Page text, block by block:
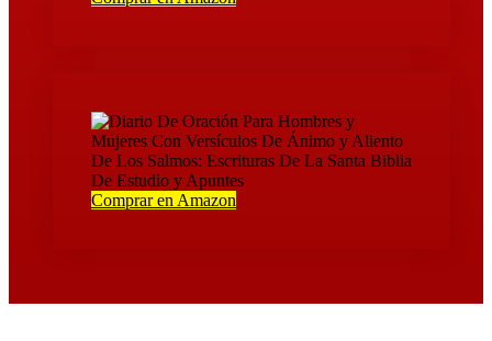
Comprar en Amazon